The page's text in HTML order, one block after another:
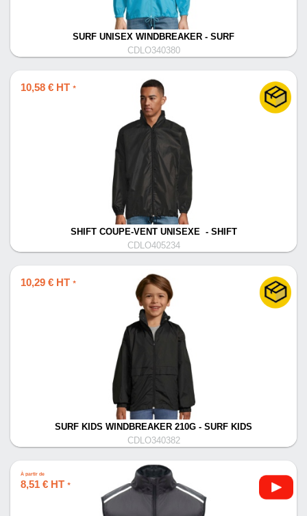
SURF UNISEX WINDBREAKER - SURF
CDLO340380
10,58 € HT *
SHIFT COUPE-VENT UNISEXE - SHIFT
CDLO405234
10,29 € HT *
SURF KIDS WINDBREAKER 210G - SURF KIDS
CDLO340382
À partir de
8,51 € HT *